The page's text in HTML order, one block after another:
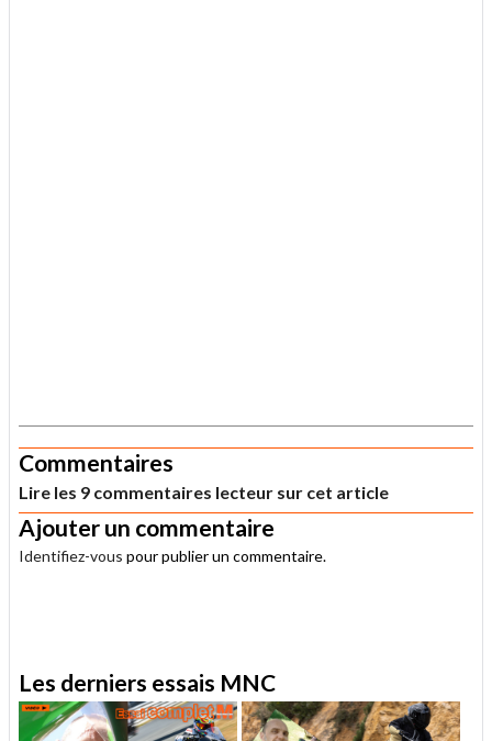
Commentaires
Lire les 9 commentaires lecteur sur cet article
Ajouter un commentaire
Identifiez-vous pour publier un commentaire.
Les derniers essais MNC